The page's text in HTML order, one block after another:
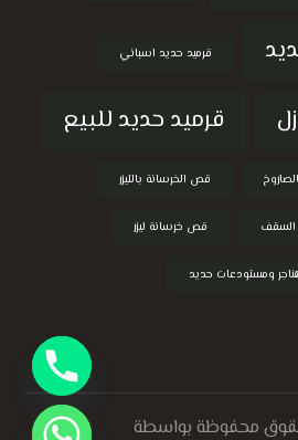
قرميد حديد اسباني
قرميد حديد للبيع
قص الخرسانة بالليزر
قص خرسانة ليزر
ومستودعات حديد
محفوظة بواسطة